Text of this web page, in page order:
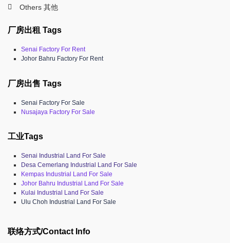
Others 其他
厂房出租 Tags
Senai Factory For Rent
Johor Bahru Factory For Rent
厂房出售 Tags
Senai Factory For Sale
Nusajaya Factory For Sale
工业Tags
Senai Industrial Land For Sale
Desa Cemerlang Industrial Land For Sale
Kempas Industrial Land For Sale
Johor Bahru Industrial Land For Sale
Kulai Industrial Land For Sale
Ulu Choh Industrial Land For Sale
联络方式/Contact Info